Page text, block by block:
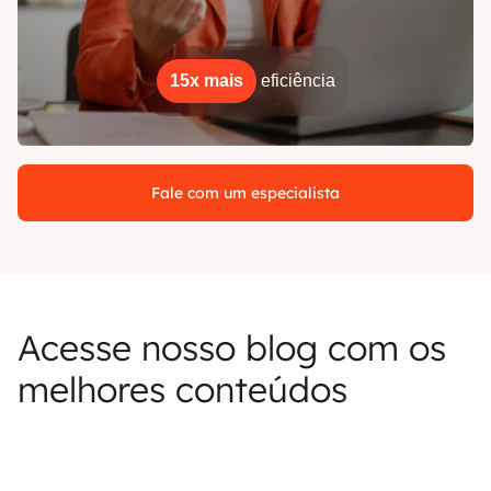
15x mais eficiência
Fale com um especialista
Acesse nosso blog com os
melhores conteúdos